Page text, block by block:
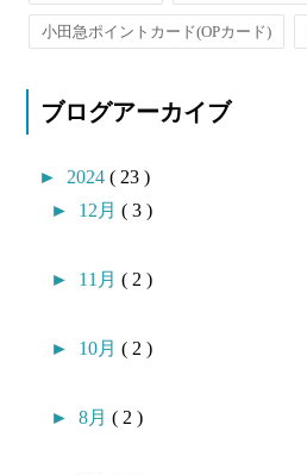
小田急ポイントカード(OPカード)
ブログアーカイブ
► 2024( 23 )
► 12月( 3 )
► 11月( 2 )
► 10月( 2 )
►8月( 2 )